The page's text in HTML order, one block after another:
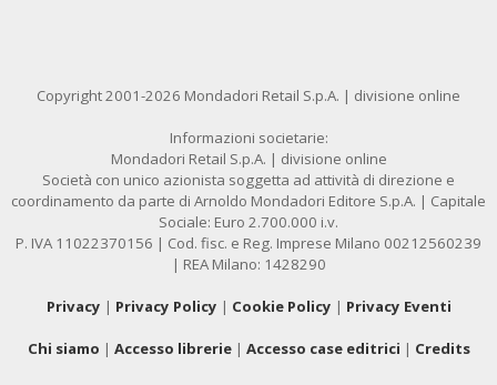
Copyright 2001-2026 Mondadori Retail S.p.A. | divisione online
Informazioni societarie:
Mondadori Retail S.p.A. | divisione online
Società con unico azionista soggetta ad attività di direzione e
coordinamento da parte di Arnoldo Mondadori Editore S.p.A. | Capitale
Sociale: Euro 2.700.000 i.v.
P. IVA 11022370156 | Cod. fisc. e Reg. Imprese Milano 00212560239
| REA Milano: 1428290
Privacy | Privacy Policy | Cookie Policy | Privacy Eventi
Chi siamo | Accesso librerie| Accesso case editrici | Credits